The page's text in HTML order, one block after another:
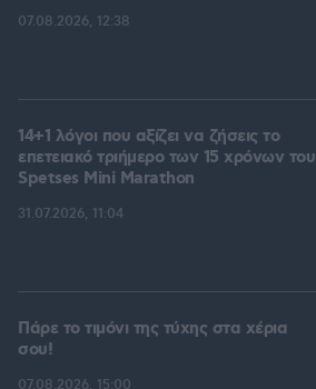
07.08.2026, 12:38
14+1 λόγοι που αξίζει να ζήσεις το
επετειακό τριήμερο των 15 χρόνων του
Spetses Mini Marathon
31.07.2026, 11:04
Πάρε το τιμόνι της τύχης στα χέρια
σου!
07.08.2026, 15:00